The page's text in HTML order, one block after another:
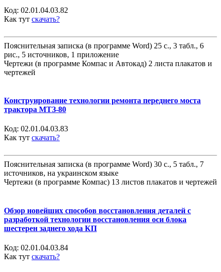
Код: 02.01.04.03.82
Как тут скачать?
Пояснительная записка (в программе Word) 25 с., 3 табл., 6
рис., 5 источников, 1 приложение
Чертежи (в программе Компас и Автокад) 2 листа плакатов и
чертежей
Конструирование технологии ремонта переднего моста
трактора МТЗ-80
Код: 02.01.04.03.83
Как тут скачать?
Пояснительная записка (в программе Word) 30 с., 5 табл., 7
источников, на украинском языке
Чертежи (в программе Компас) 13 листов плакатов и чертежей
Обзор новейших способов восстановления деталей с
разработкой технологии восстановления оси блока
шестерен заднего хода КП
Код: 02.01.04.03.84
Как тут скачать?